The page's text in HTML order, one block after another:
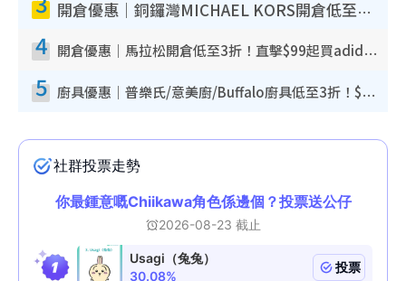
開倉優惠｜銅鑼灣MICHAEL KORS開倉低至17折！直擊$500起買手袋/銀包/鞋款 必買經典Jet Set系列
4 開倉優惠｜馬拉松開倉低至3折！直擊$99起買adidas／New Balance／Puma鞋款 STANLEY保溫杯劈價至$119起
5 廚具優惠｜普樂氏/意美廚/Buffalo廚具低至3折！$89起買煎鍋／炒鑊／個人鍋 同場小家電激減至$99起